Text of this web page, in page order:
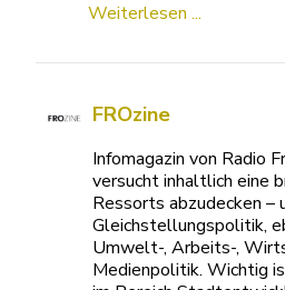
Weiterlesen ...
FROzine
Infomagazin von Radio
versucht inhaltlich eine
Ressorts abzudecken –
Gleichstellungspolitik,
Umwelt-, Arbeits-,
Medienpolitik. Wichtig